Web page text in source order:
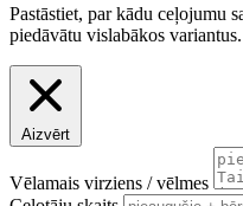
Pastāstiet, par kādu ceļojumu
piedāvātu vislabākos variantus.
Aizvērt
Vēlamais virziens / vēlmes